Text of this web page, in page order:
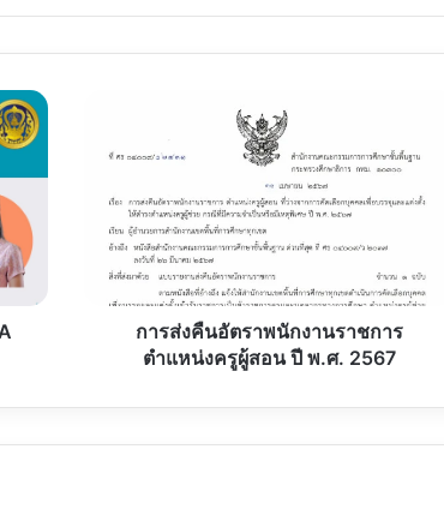
พนักงาน
ราชการ
ตำแหน่ง
2567
การส่งคืนอัตราพนักงานราชการ
ตำแหน่งครูผู้สอน ปี พ.ศ. 2567